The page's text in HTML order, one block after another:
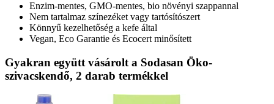
Enzim-mentes, GMO-mentes, bio növényi szappannal
Nem tartalmaz színezéket vagy tartósítószert
Könnyű kezelhetőség a kefe által
Vegan, Eco Garantie és Ecocert minősített
Gyakran együtt vásárolt a Sodasan Öko-
szivacskendő, 2 darab termékkel